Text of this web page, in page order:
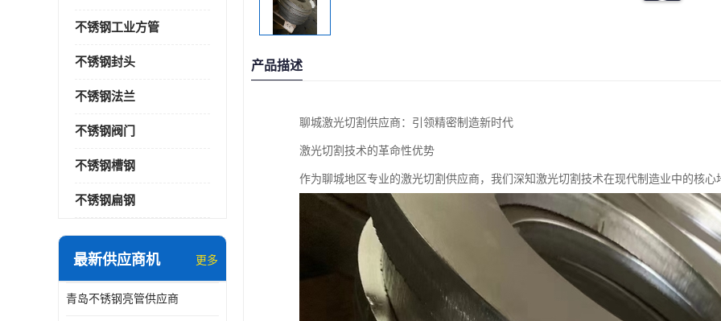
不锈钢工业方管
不锈钢封头
不锈钢法兰
不锈钢阀门
不锈钢槽钢
不锈钢扁钢
最新供应商机 更多
青岛不锈钢亮管供应商
产品描述
聊城激光切割供应商：引领精密制造新时代
激光切割技术的革命性优势
作为聊城地区专业的激光切割供应商，我们深知激光切割技术在现代制造业中的核心